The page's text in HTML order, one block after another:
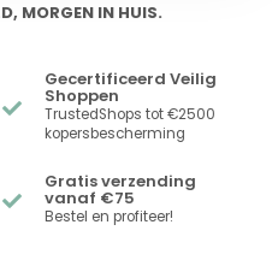
MORGEN IN HUIS.
Gecertificeerd Veilig
Shoppen
TrustedShops tot €2500
kopersbescherming
Gratis verzending
vanaf €75
Bestel en profiteer!